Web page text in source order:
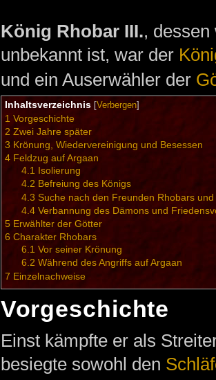
König Rhobar III.,
unbekannt ist, war der
und ein Auserwähler der
Inhaltsverzeichnis[Verbergen]
1 Vorgeschichte
2 Zwei Jahre später
3 Krönung, Wiedervereinigung und Besessen
4 Feldzug auf Argaan
4.1 Isolierung
4.2 Befreiung des Königs
4.3 Suche nach den Freunden Rhobars
4.4 Verbannung des Dämons und
5 Erwählter der Götter
6 Charakter Rhobars
6.1 Vor seiner Krönung
6.2 Während des Angriffs auf Argaan
7 Einzelnachweise
Vorgeschichte
Einst kämpfte er als
besiegte sowohl den